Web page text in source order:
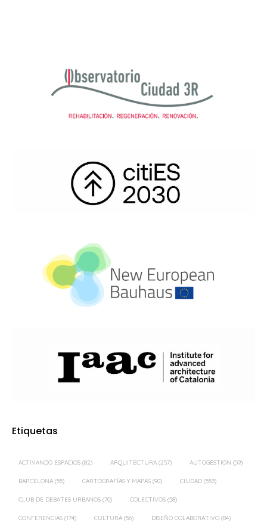
Etiquetas
ACTIVANDO ESPACIOS (82) ARQUITECTURA (257) AUTOGESTIÓN (59)
BARCELONA (55) CARTOGRAFÍAS Y MAPAS (90) CIUDAD (553)
CLUB DE DEBATES URBANOS (70) COLECTIVOS (58)
CONFERENCIAS (174) CULTURA (56) DISEÑO COLABORATIVO (84)